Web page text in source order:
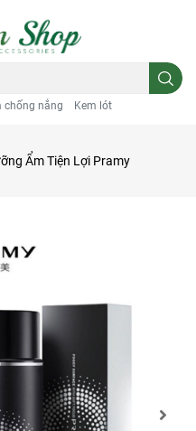
chống nắng Kem lót
Ẩm Tiện Lợi Pramy